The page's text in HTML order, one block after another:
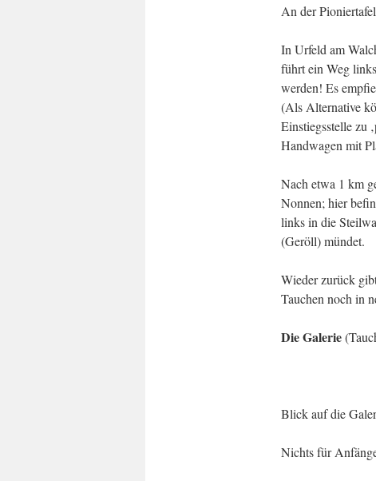
An der
In Urfeld am
führt ein Weg
werden! Es
(Als Alternative
Einstiegsstelle zu
Handwagen mit
Nach etwa 1 km
Nonnen; hier
links in die
(Geröll) mündet.
Wieder zurück
Tauchen noch in
Die Galerie
Blick auf die
Nichts für